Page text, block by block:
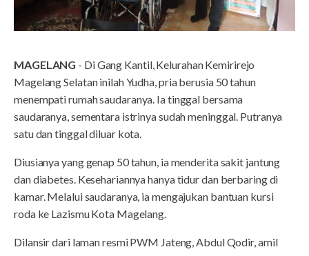
MAGELANG - Di Gang Kantil, Kelurahan Kemirirejo
Magelang Selatan inilah Yudha, pria berusia 50 tahun
menempati rumah saudaranya. Ia tinggal bersama
saudaranya, sementara istrinya sudah meninggal. Putranya
satu dan tinggal diluar kota.
Diusianya yang genap 50 tahun, ia menderita sakit jantung
dan diabetes. Kesehariannya hanya tidur dan berbaring di
kamar. Melalui saudaranya, ia mengajukan bantuan kursi
roda ke Lazismu Kota Magelang.
Dilansir dari laman resmi PWM Jateng, Abdul Qodir, amil